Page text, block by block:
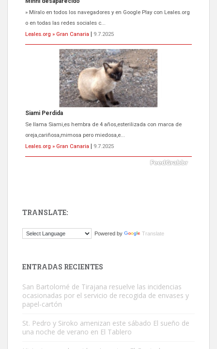
» Míralo en todos los navegadores y en Google Play con Leales.org
o en todas las redes sociales c...
Leales.org » Gran Canaria
9.7.2025
Siami Perdida
Se llama Siami,es hembra de 4 años,esterilizada con marca de
oreja,cariñosa,mimosa pero miedosa,e...
Leales.org » Gran Canaria
9.7.2025
El ayuntamiento se va a llevar a Los Gatos callejeros de la zona los
TRANSLATE:
Powered by Translate
ENTRADAS RECIENTES
San Bartolomé de Tirajana resuelve las incidencias
ocasionadas por el servicio de recogida de envases y
papel-cartón
St. Pedro y Siroko amenizan este sábado El sueño de
una noche de verano en El Tablero